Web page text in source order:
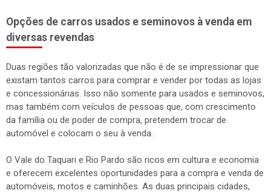
Opções de carros usados e seminovos à venda em
diversas revendas
Duas regiões tão valorizadas que não é de se impressionar que
existam tantos carros para comprar e vender por todas as lojas
e concessionárias. Isso não somente para usados e seminovos,
mas também com veículos de pessoas que, com crescimento
da família ou de poder de compra, pretendem trocar de
automóvel e colocam o seu à venda.
O Vale do Taquari e Rio Pardo são ricos em cultura e economia
e oferecem excelentes oportunidades para a compra e venda de
automóveis, motos e caminhões. As duas principais cidades,